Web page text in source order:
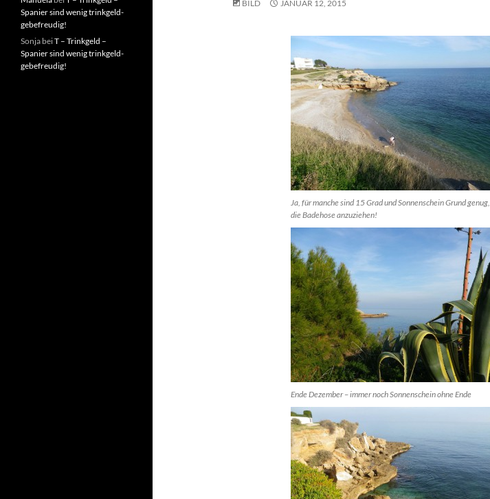
BILD JANUAR 12, 2015
Ja, für manche sind 15 Grad und Sonnenschein Grund genug,
die Badehose anzuziehen!
Ende Dezember – immer noch Sonnenschein ohne Ende
Spanier sind wenig trinkgeld-
gebefreudig!
Sonja beiT – Trinkgeld –
Spanier sind wenig trinkgeld-
gebefreudig!